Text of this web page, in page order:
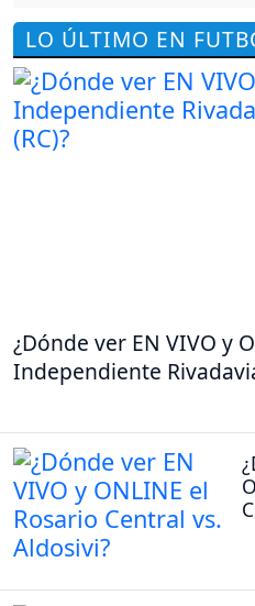
LO ÚLTIMO EN
¿Dónde ver EN VIVO y
Independiente